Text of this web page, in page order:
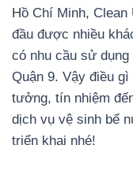
Hồ Chí Minh,
đầu được nhiều
có nhu cầu sử
Quận 9. Vậy điều
tưởng, tín nhiệm
dịch vụ vệ sinh bể
triển khai nhé!